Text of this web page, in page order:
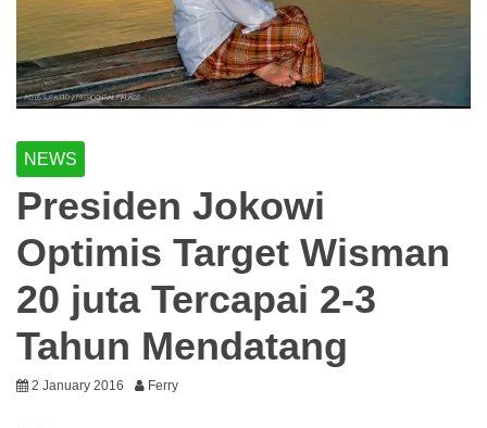
NEWS
Presiden Jokowi
Optimis Target Wisman
20 juta Tercapai 2-3
Tahun Mendatang
2 January 2016 Ferry